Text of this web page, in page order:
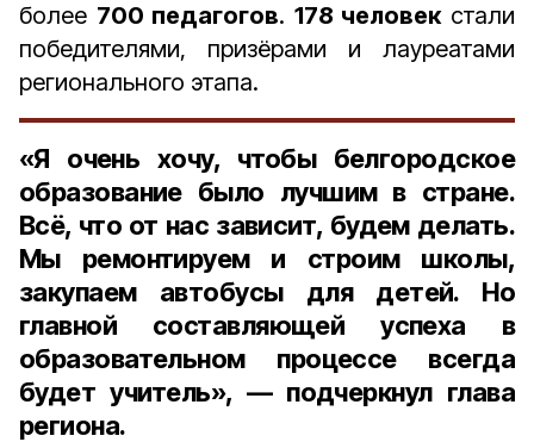
более 700 педагогов. 178 человекстали
победителями, призёрами и лауреатами
регионального этапа.
«Я очень хочу, чтобы белгородское
образование было лучшим в стране.
Всё, что от нас зависит, будем делать.
Мы ремонтируем и строим школы,
закупаем автобусы для детей. Но
главной составляющей успеха в
образовательном процессе всегда
будет учитель», — подчеркнул глава
региона.